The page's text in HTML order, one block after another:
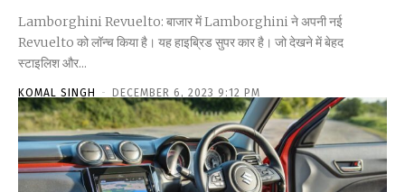
Lamborghini Revuelto: बाजार में Lamborghini ने अपनी नई
Revuelto को लॉन्च किया है। यह हाइब्रिड सुपर कार है। जो देखने में बेहद
स्टाइलिश और...
KOMAL SINGH - DECEMBER 6, 2023 9:12 PM